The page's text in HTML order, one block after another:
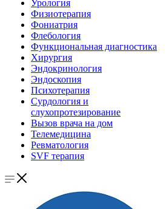
Урология
Физиотерапия
Фониатрия
Флебология
Функциональная диагностика
Хирургия
Эндокринология
Эндоскопия
Психотерапия
Сурдология и
слухопротезирование
Вызов врача на дом
Телемедицина
Ревматология
SVF терапия